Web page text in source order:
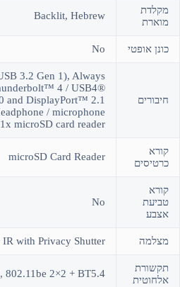
מקלדת
מוארת
Backlit, Hebrew
כונן אופטי No
חיבורים
3.2 Gen 1), Always
4 / USB4®
and DisplayPort™ 2.1
/ microphone
microSD card reader
קורא
כרטיסים
microSD Card Reader
קורא
טביעת
אצבע
No
מצלמה IR with Privacy Shutter
תקשורת
אלחוטית
802.11be 2×2 + BT5.4